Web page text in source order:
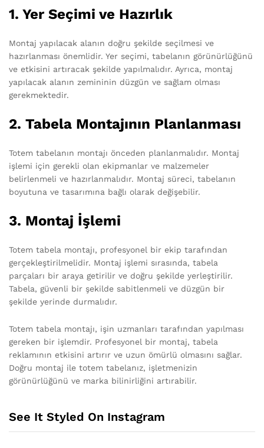
1. Yer Seçimi ve Hazırlık
Montaj yapılacak alanın doğru şekilde seçilmesi ve
hazırlanması önemlidir. Yer seçimi, tabelanın görünürlüğünü
ve etkisini artıracak şekilde yapılmalıdır. Ayrıca, montaj
yapılacak alanın zemininin düzgün ve sağlam olması
gerekmektedir.
2. Tabela Montajının Planlanması
Totem tabelanın montajı önceden planlanmalıdır. Montaj
işlemi için gerekli olan ekipmanlar ve malzemeler
belirlenmeli ve hazırlanmalıdır. Montaj süreci, tabelanın
boyutuna ve tasarımına bağlı olarak değişebilir.
3. Montaj İşlemi
Totem tabela montajı, profesyonel bir ekip tarafından
gerçekleştirilmelidir. Montaj işlemi sırasında, tabela
parçaları bir araya getirilir ve doğru şekilde yerleştirilir.
Tabela, güvenli bir şekilde sabitlenmeli ve düzgün bir
şekilde yerinde durmalıdır.
Totem tabela montajı, işin uzmanları tarafından yapılması
gereken bir işlemdir. Profesyonel bir montaj, tabela
reklamının etkisini artırır ve uzun ömürlü olmasını sağlar.
Doğru montaj ile totem tabelanız, işletmenizin
görünürlüğünü ve marka bilinirliğini artırabilir.
See It Styled On Instagram